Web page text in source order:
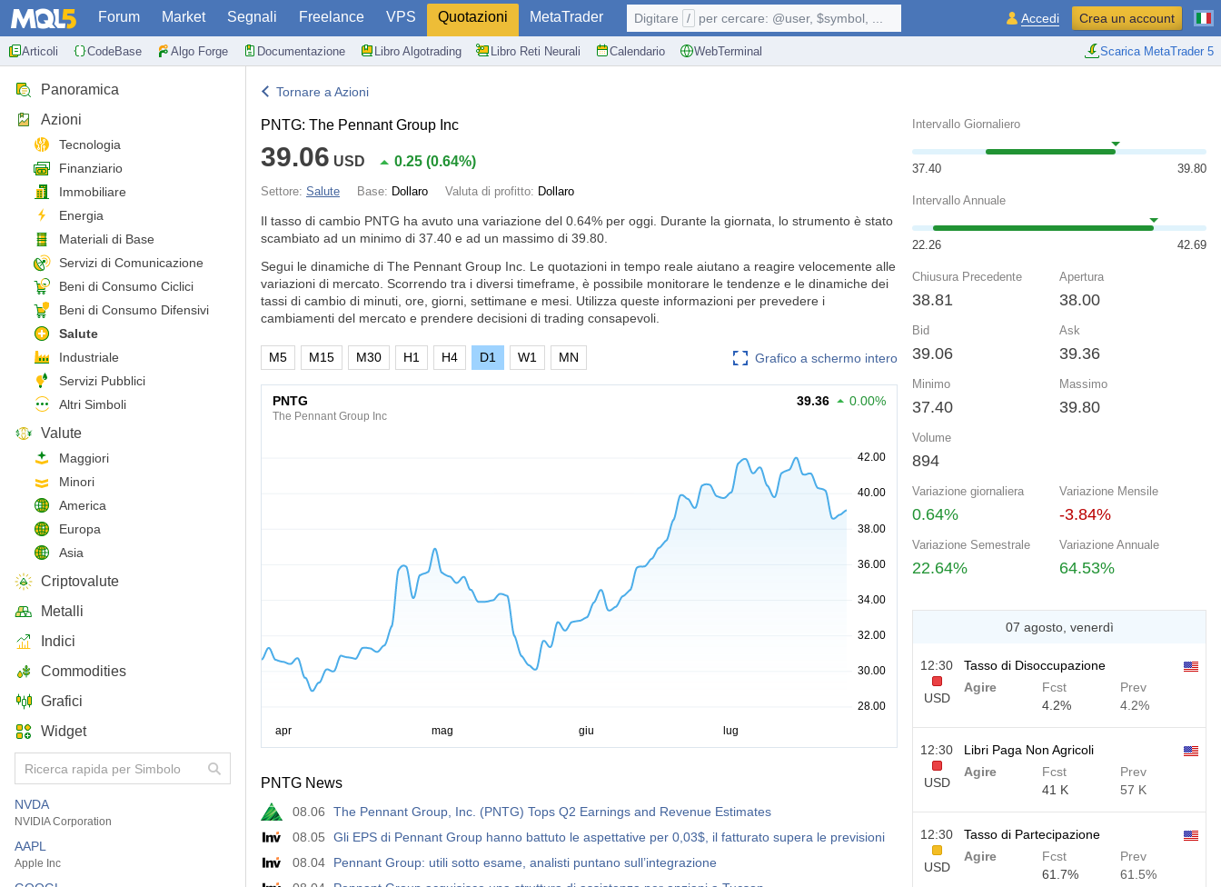
Forum Market Segnali Freelance VPS Quotazioni MetaTrader
Articoli CodeBase Algo Forge Documentazione Libro Algotrading Libro Reti Neurali Calendario WebTerminal Scarica MetaTrader 5
Digitare / per cercare: @user, $symbol, ... Accedi Crea un account
Panoramica
Azioni
Tecnologia
Finanziario
Immobiliare
Energia
Materiali di Base
Servizi di Comunicazione
Beni di Consumo Ciclici
Beni di Consumo Difensivi
Salute
Industriale
Servizi Pubblici
Altri Simboli
Valute
Maggiori
Minori
America
Europa
Asia
Criptovalute
Metalli
Indici
Commodities
Grafici
Widget
NVDA
NVIDIA Corporation
AAPL
Apple Inc
Tornare a Azioni
PNTG: The Pennant Group Inc
39.06 USD 0.25 (0.64%)
Settore: Salute Base: Dollaro Valuta di profitto: Dollaro
Il tasso di cambio PNTG ha avuto una variazione del 0.64% per oggi. Durante la giornata, lo strumento è stato
scambiato ad un minimo di 37.40 e ad un massimo di 39.80.
Segui le dinamiche di The Pennant Group Inc. Le quotazioni in tempo reale aiutano a reagire velocemente alle
variazioni di mercato. Scorrendo tra i diversi timeframe, è possibile monitorare le tendenze e le dinamiche dei
tassi di cambio di minuti, ore, giorni, settimane e mesi. Utilizza queste informazioni per prevedere i
cambiamenti del mercato e prendere decisioni di trading consapevoli.
Grafico a schermo intero
M5 M15 M30 H1 H4 D1 W1 MN
PNTG
The Pennant Group Inc
39.36 0.00%
PNTG News
08.06
The Pennant Group, Inc. (PNTG) Tops Q2 Earnings and Revenue Estimates
08.05
Gli EPS di Pennant Group hanno battuto le aspettative per 0,03$, il fatturato supera le previsioni
08.04
Pennant Group: utili sotto esame, analisti puntano sull’integrazione
Intervallo Giornaliero
37.40 39.80
Intervallo Annuale
22.26 42.69
Chiusura Precedente
38.81
Apertura
38.00
Bid
39.06
Ask
39.36
Minimo
37.40
Massimo
39.80
Volume
894
Variazione giornaliera
0.64%
Variazione Mensile
-3.84%
Variazione Semestrale
22.64%
Variazione Annuale
64.53%
07 agosto, venerdì
12:30
USD
Tasso di Disoccupazione
Agire
Fcst
4.2%
Prev
4.2%
12:30
USD
Libri Paga Non Agricoli
Agire
Fcst
41 K
Prev
57 K
12:30
USD
Tasso di Partecipazione
Agire
Fcst
61.7%
Prev
61.5%